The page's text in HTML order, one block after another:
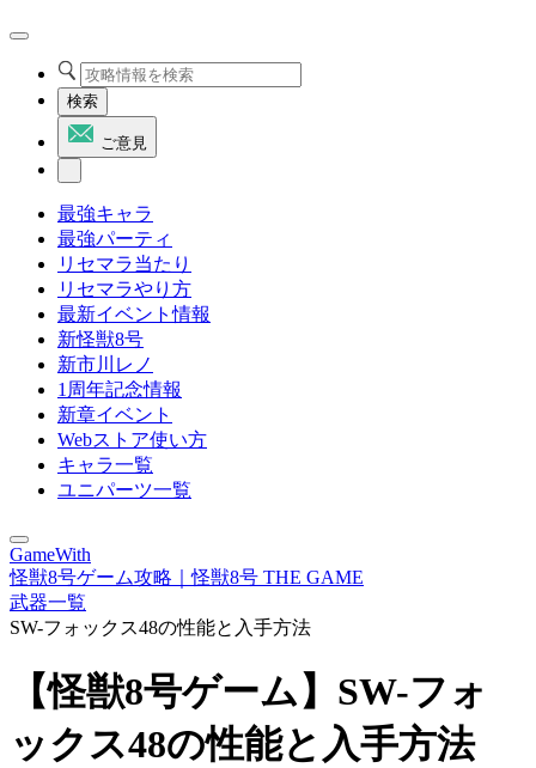
検索
ご意見
最強キャラ
最強パーティ
リセマラ当たり
リセマラやり方
最新イベント情報
新怪獣8号
新市川レノ
1周年記念情報
新章イベント
Webストア使い方
キャラ一覧
ユニパーツ一覧
GameWith
怪獣8号ゲーム攻略｜怪獣8号 THE GAME
武器一覧
SW-フォックス48の性能と入手方法
【怪獣8号ゲーム】SW-フォ
ックス48の性能と入手方法